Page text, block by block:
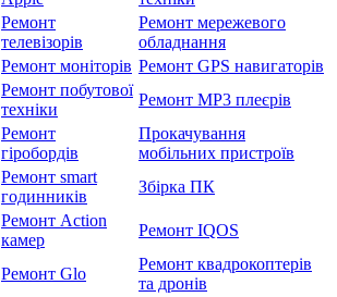
Ремонт
телевізорів
Ремонт мережевого
обладнання
Ремонт моніторів Ремонт GPS навигаторів
Ремонт побутової
техніки
Ремонт MP3 плеєрів
Ремонт
гіробордів
Прокачування
мобільних пристроїв
Ремонт smart
годинників
Збірка ПК
Ремонт Action
камер
Ремонт IQOS
Ремонт Glo
Ремонт квадрокоптерів
та дронів